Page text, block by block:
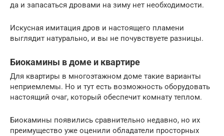
да и запасаться дровами на зиму нет необходимости.
Искусная имитация дров и настоящего пламени
выглядит натурально, и вы не почувствуете разницы.
Биокамины в доме и квартире
Для квартиры в многоэтажном доме такие варианты
неприемлемы. Но и тут есть возможность оборудовать
настоящий очаг, который обеспечит комнату теплом.
Биокамины появились сравнительно недавно, но их
преимущество уже оценили обладатели просторных